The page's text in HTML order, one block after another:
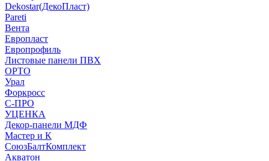
Dekostar(ДекоПласт)
Pareti
Вента
Европласт
Европрофиль
Листовые панели ПВХ
ОРТО
Урал
Форкросс
С-ПРО
УЦЕНКА
Декор-панели МДФ
Мастер и К
СоюзБалтКомплект
Акватон